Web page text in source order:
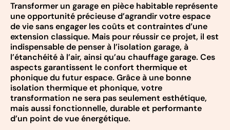
Transformer un garage en pièce habitable représente
une opportunité précieuse d’agrandir votre espace
de vie sans engager les coûts et contraintes d’une
extension classique. Mais pour réussir ce projet, il est
indispensable de penser à l’isolation garage, à
l’étanchéité à l’air, ainsi qu’au chauffage garage. Ces
aspects garantissent le confort thermique et
phonique du futur espace. Grâce à une bonne
isolation thermique et phonique, votre
transformation ne sera pas seulement esthétique,
mais aussi fonctionnelle, durable et performante
d’un point de vue énergétique.